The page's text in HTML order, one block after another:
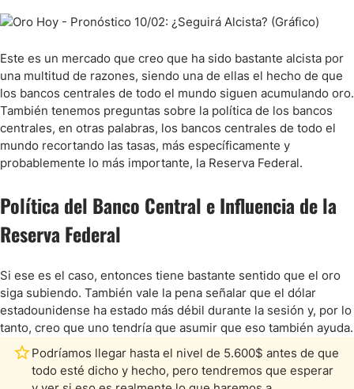
Este es un mercado que creo que ha sido bastante alcista por
una multitud de razones, siendo una de ellas el hecho de que
los bancos centrales de todo el mundo siguen acumulando oro.
También tenemos preguntas sobre la política de los bancos
centrales, en otras palabras, los bancos centrales de todo el
mundo recortando las tasas, más específicamente y
probablemente lo más importante, la Reserva Federal.
Política del Banco Central e Influencia de la
Reserva Federal
Si ese es el caso, entonces tiene bastante sentido que el oro
siga subiendo. También vale la pena señalar que el dólar
estadounidense ha estado más débil durante la sesión y, por lo
tanto, creo que uno tendría que asumir que eso también ayuda.
Podríamos llegar hasta el nivel de 5.600$ antes de que
todo esté dicho y hecho, pero tendremos que esperar